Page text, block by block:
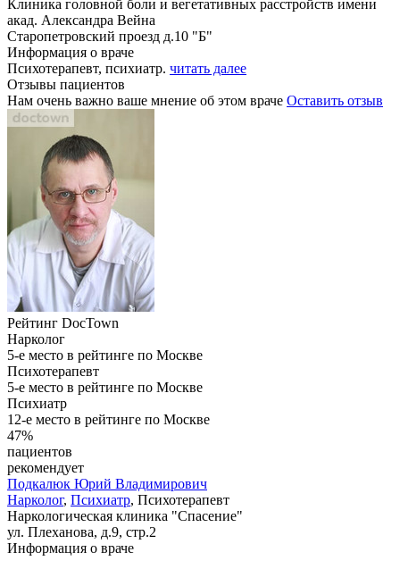
Клиника головной боли и вегетативных расстройств имени
акад. Александра Вейна
Старопетровский проезд д.10 "Б"
Информация о враче
Психотерапевт, психиатр. читать далее
Отзывы пациентов
Нам очень важно ваше мнение об этом враче Оставить отзыв
Рейтинг DocTown
Нарколог
5-е место в рейтинге по Москве
Психотерапевт
5-е место в рейтинге по Москве
Психиатр
12-е место в рейтинге по Москве
47%
пациентов
рекомендует
Подкалюк Юрий Владимирович
Нарколог, Психиатр, Психотерапевт
Наркологическая клиника "Спасение"
ул. Плеханова, д.9, стр.2
Информация о враче